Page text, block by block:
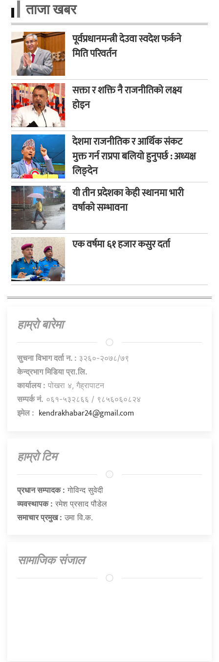
ताजा खबर
पूर्वप्रधानमन्त्री देउवा स्वदेश फर्कने
मिति परिवर्तन
सक्ता र शक्ति नै राजनीतिको लक्ष्य
होइन
देशमा राजनीतिक र आर्थिक संकट
मुक्त गर्न राप्रपा बलियो हुनुपर्छ : अध्यक्ष
लिङ्देन
यी तीन प्रदेशका केही स्थानमा भारी
वर्षाको सम्भावना
एक वर्षमा ६१ हजार कसुर दर्ता
हाम्राे बारेमा
सुचना विभाग दर्ता न. : ३२६०-२०७८/७९
केन्द्रभाग मिडिया प्रा.लि.
कार्यालय : पोखरा ४, गैह्रापाटन
सम्पर्क नं. ०६१-५३२८६६ / ९८५६०६०८२४
इमेल : kendrakhabar24@gmail.com
हाम्राे टिम
प्रधान सम्पादक : गाेविन्द सुवेदी
व्यवस्थापक : रमेश प्रसाद पौडेल
समाचार प्रमुख : उमा वि.क.
सामाजिक संजाल